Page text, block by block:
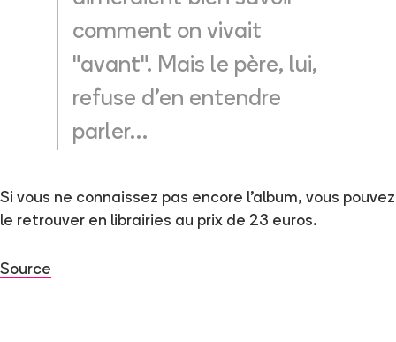
comment on vivait
"avant". Mais le père, lui,
refuse d'en entendre
parler…
Si vous ne connaissez pas encore l'album, vous pouvez
le retrouver en librairies au prix de 23 euros.
Source